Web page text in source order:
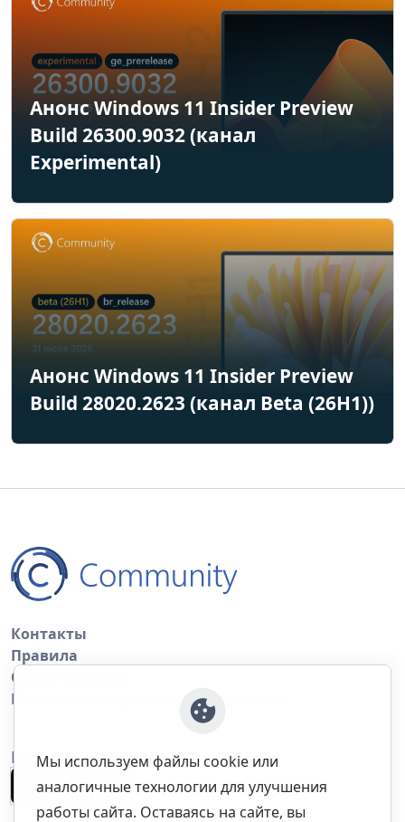
Анонс Windows 11 Insider Preview
Build 26300.9032 (канал
Experimental)
Анонс Windows 11 Insider Preview
Build 28020.2623 (канал Beta (26H1))
Контакты
Правила
Обратная связь
Правила копирования материалов
Приложение
Мы используем файлы cookie или
аналогичные технологии для улучшения
работы сайта. Оставаясь на сайте, вы